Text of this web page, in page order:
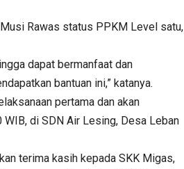
Rawas status PPKM Level satu,
dapat bermanfaat dan
bantuan ini,” katanya.
pertama dan akan
di SDN Air Lesing, Desa Leban
terima kasih kepada SKK Migas,